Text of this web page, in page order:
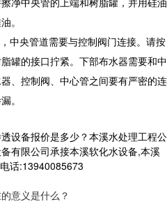
。
中央管道需要与控制阀门连接。请按
罐的接口拧紧。下部布水器需要和中
、控制阀、中心管之间要有严密的连
。
设备报价是多少？本溪水处理工程公
有限公司承接本溪软化水设备,本溪
话:13940085673
意义是什么？